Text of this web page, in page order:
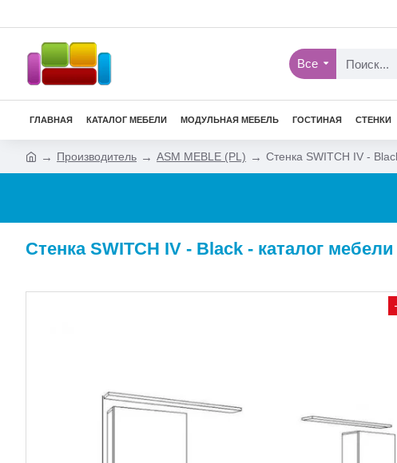
Все
ГЛАВНАЯ КАТАЛОГ МЕБЕЛИ МОДУЛЬНАЯ МЕБЕЛЬ ГОСТИНАЯ СТЕНКИ
Производитель ASM MEBLE (PL) Стенка SWITCH IV -
Стенка SWITCH IV - Black - каталог